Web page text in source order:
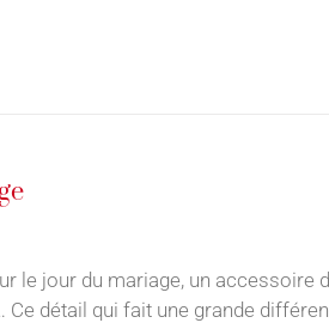
le jour du mariage, un accessoire
détail qui fait une grande